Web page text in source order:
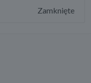
Zamknięte